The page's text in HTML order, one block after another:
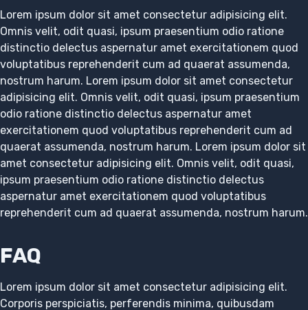
Lorem ipsum dolor sit amet consectetur adipisicing elit.
Omnis velit, odit quasi, ipsum praesentium odio ratione
distinctio delectus aspernatur amet exercitationem quod
voluptatibus reprehenderit cum ad quaerat assumenda,
nostrum harum. Lorem ipsum dolor sit amet consectetur
adipisicing elit. Omnis velit, odit quasi, ipsum praesentium
odio ratione distinctio delectus aspernatur amet
exercitationem quod voluptatibus reprehenderit cum ad
quaerat assumenda, nostrum harum. Lorem ipsum dolor sit
amet consectetur adipisicing elit. Omnis velit, odit quasi,
ipsum praesentium odio ratione distinctio delectus
aspernatur amet exercitationem quod voluptatibus
reprehenderit cum ad quaerat assumenda, nostrum harum.
FAQ
Lorem ipsum dolor sit amet consectetur adipisicing elit.
Corporis perspiciatis, perferendis minima, quibusdam